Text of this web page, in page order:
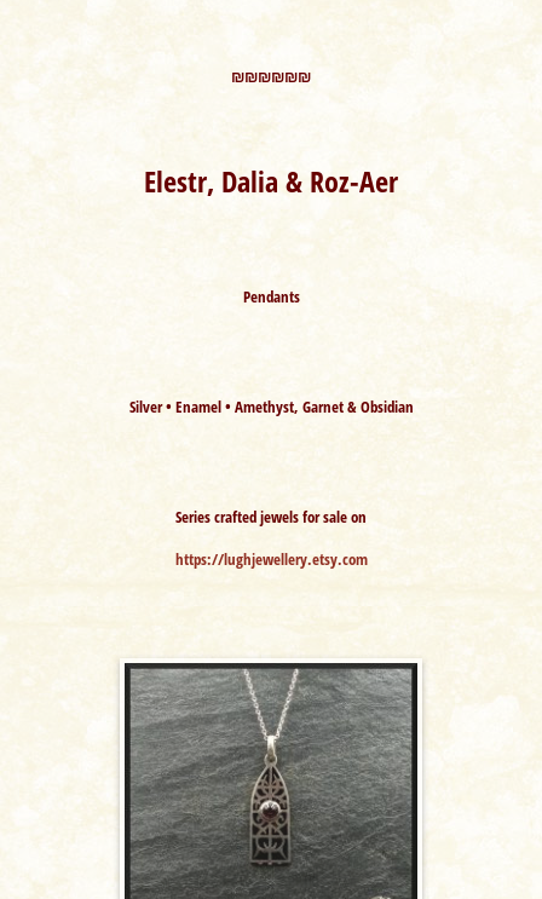
₪₪₪₪₪₪
Elestr, Dalia & Roz-Aer
Pendants
Silver • Enamel • Amethyst, Garnet&Obsidian
Series crafted jewelsfor sale on
https://lughjewellery.etsy.com